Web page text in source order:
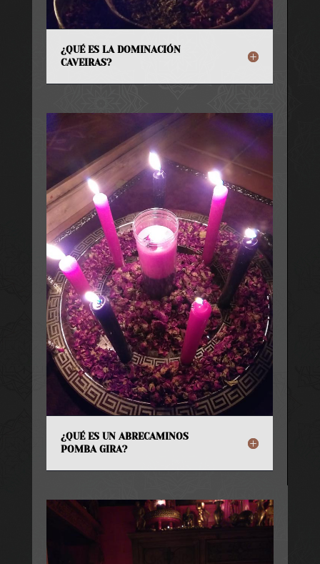
¿QUÉ ES LA DOMINACIÓN
CAVEIRAS?
¿QUÉ ES UN ABRECAMINOS
POMBA GIRA?